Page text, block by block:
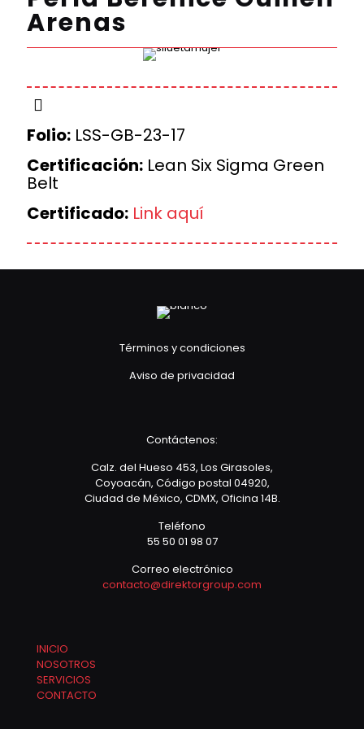
Arenas
Folio: LSS-GB-23-17
Certificación: Lean Six Sigma Green
Belt
Certificado: Link aquí
Términos y condiciones
Aviso de privacidad
Contáctenos:
Calz. del Hueso 453, Los Girasoles,
Coyoacán, Código postal 04920,
Ciudad de México, CDMX, Oficina 14B.
Teléfono
55 50 01 98 07
Correo electrónico
contacto@direktorgroup.com
INICIO
NOSOTROS
SERVICIOS
CONTACTO